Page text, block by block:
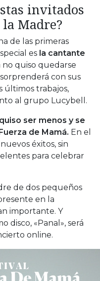
invitados
Madre?
de las primeras
es la cantante
no quiso quedarse
con sus
últimos trabajos,
al grupo Lucybell.
ser menos y se
de Mamá. En el
éxitos, sin
para celebrar
de dos pequeños
en la
importante. Y
disco, «Panal», será
online.